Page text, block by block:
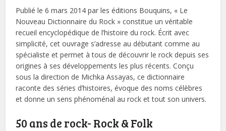
Publié le 6 mars 2014 par les éditions Bouquins, « Le
Nouveau Dictionnaire du Rock » constitue un véritable
recueil encyclopédique de l’histoire du rock. Écrit avec
simplicité, cet ouvrage s’adresse au débutant comme au
spécialiste et permet à tous de découvrir le rock depuis ses
origines à ses développements les plus récents. Conçu
sous la direction de Michka Assayas, ce dictionnaire
raconte des séries d’histoires, évoque des noms célèbres
et donne un sens phénoménal au rock et tout son univers.
50 ans de rock- Rock & Folk